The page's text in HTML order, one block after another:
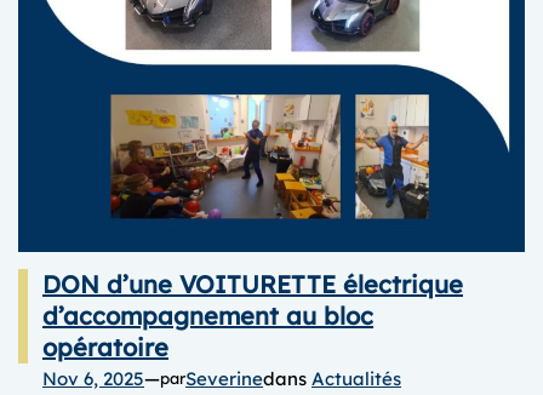
DON d’une VOITURETTE électrique
d’accompagnement au bloc
opératoire
Nov 6, 2025—parSeverinedans Actualités